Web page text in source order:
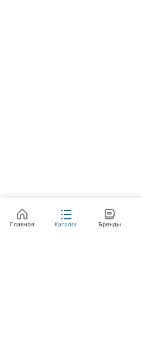
Главная Каталог Бренды